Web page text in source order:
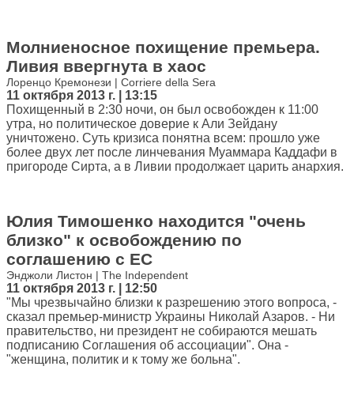
Молниеносное похищение премьера.
Ливия ввергнута в хаос
Лоренцо Кремонези | Corriere della Sera
11 октября 2013 г. | 13:15
Похищенный в 2:30 ночи, он был освобожден к 11:00
утра, но политическое доверие к Али Зейдану
уничтожено. Суть кризиса понятна всем: прошло уже
более двух лет после линчевания Муаммара Каддафи в
пригороде Сирта, а в Ливии продолжает царить анархия.
Юлия Тимошенко находится "очень
близко" к освобождению по
соглашению с ЕС
Энджоли Листон | The Independent
11 октября 2013 г. | 12:50
"Мы чрезвычайно близки к разрешению этого вопроса, -
сказал премьер-министр Украины Николай Азаров. - Ни
правительство, ни президент не собираются мешать
подписанию Соглашения об ассоциации". Она -
"женщина, политик и к тому же больна".